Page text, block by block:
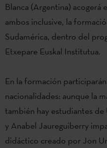
Blanca (Argentina) acogerá
ambos inclusive, la
Sudamérica, dentro del
Etxepare Euskal Institutua.
En la formación participarán
nacionalidades: aunque la
también hay estudiantes de
y Anabel Jaureguiberry im
didáctico creado por Jon